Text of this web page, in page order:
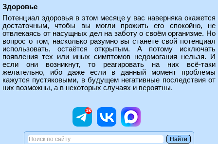
Здоровье
Потенциал здоровья в этом месяце у вас наверняка окажется
достаточным, чтобы вы могли прожить его спокойно, не
отвлекаясь от насущных дел на заботу о своём организме. Но
вопрос о том, насколько разумно вы станете свой потенциал
использовать, остаётся открытым. А потому исключать
появления тех или иных симптомов недомогания нельзя. И
если они возникнут, то реагировать на них всё-таки
желательно, ибо даже если в данный момент проблемы
кажутся пустяковыми, в будущем негативные последствия от
них возможны, а в некоторых случаях и вероятны.